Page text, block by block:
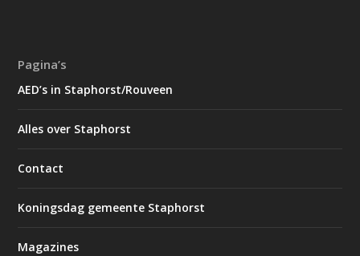
Pagina’s
AED’s in Staphorst/Rouveen
Alles over Staphorst
Contact
Koningsdag gemeente Staphorst
Magazines